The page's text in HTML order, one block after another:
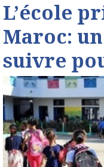
L’école
Maroc:
suivre